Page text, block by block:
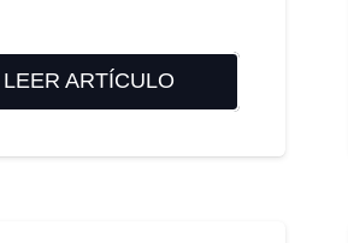
LEER ARTÍCULO